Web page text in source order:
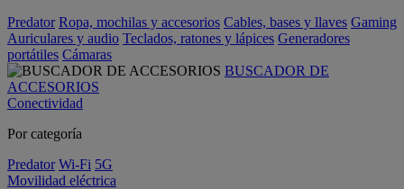
Predator Ropa, mochilas y accesorios Cables, bases y llaves Gaming
Auriculares y audio Teclados, ratones y lápices Generadores
portátiles Cámaras
BUSCADOR DE
ACCESORIOS
Conectividad
Por categoría
Predator Wi-Fi 5G
Movilidad eléctrica